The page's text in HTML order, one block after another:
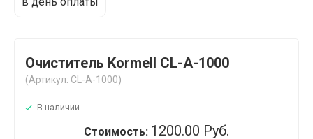
Очиститель Kormell CL-A-1000
(Артикул: CL-A-1000)
В наличии
Стоимость: 1200.00 Руб.